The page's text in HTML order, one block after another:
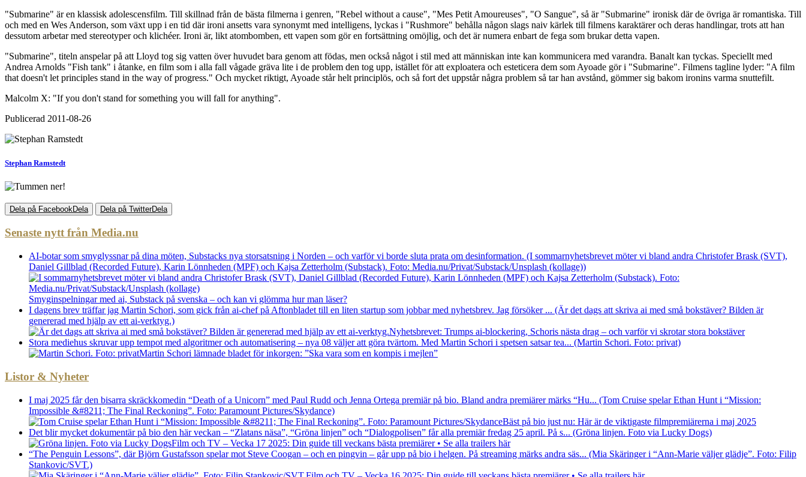
"Submarine" är en klassisk adolescensfilm. Till skillnad från de bästa filmerna i genren, "Rebel without a cause", "Mes Petit Amoureuses", "O Sangue", så är "Submarine" ironisk där de övriga är romantiska. Till
och med en Wes Anderson, som växt upp i en tid där ironi ansetts vara synonymt med intelligens, lyckas i "Rushmore" behålla någon slags naiv kärlek till filmens karaktärer och deras handlingar, trots att han
dessutom arbetar med stereotyper och klichéer. Ironi är, likt atombomben, ett vapen som gör en fortsättning omöjlig, och det är numera enbart de fega som brukar detta vapen.
"Submarine", titeln anspelar på att Lloyd tog sig vatten över huvudet bara genom att födas, men också något i stil med att människan inte kan kommunicera med varandra. Banalt kan tyckas. Speciellt med
Andrea Arnolds "Fish tank" i åtanke, en film som i alla fall vågade gräva lite i de problem den tog upp, istället för att exploatera och esteticera dem som Ayoade gör i "Submarine". Filmens tagline lyder: "A film
that doesn't let principles stand in the way of progress." Och mycket riktigt, Ayoade står helt principlös, och så fort det uppstår några problem så tar han avstånd, gömmer sig bakom ironins varma snuttefilt.
Malcolm X: "If you don't stand for something you will fall for anything".
Publicerad 2011-08-26
Stephan Ramstedt
Dela på FacebookDela Dela på TwitterDela
Senaste nytt från Media.nu
AI-botar som smyglyssnar på dina möten, Substacks nya storsatsning i Norden – och varför vi borde sluta prata om desinformation. (I sommarnyhetsbrevet möter vi bland andra Christofer Brask (SVT),
Daniel Gillblad (Recorded Future), Karin Lönnheden (MPF) och Kajsa Zetterholm (Substack). Foto: Media.nu/Privat/Substack/Unsplash (kollage))
Smyginspelningar med ai, Substack på svenska – och kan vi glömma hur man läser?
I dagens brev träffar jag Martin Schori, som gick från ai-chef på Aftonbladet till en liten startup som jobbar med nyhetsbrev. Jag försöker ... (Är det dags att skriva ai med små bokstäver? Bilden är
genererad med hjälp av ett ai-verktyg.)
Nyhetsbrevet: Trumps ai-blockering, Schoris nästa drag – och varför vi skrotar stora bokstäver
Stora mediehus skruvar upp tempot med algoritmer och automatisering – nya 08 väljer att göra tvärtom. Med Martin Schori i spetsen satsar tea... (Martin Schori. Foto: privat)
Martin Schori lämnade bladet för inkorgen: ”Ska vara som en kompis i mejlen”
Listor & Nyheter
I maj 2025 får den bisarra skräckkomedin “Death of a Unicorn” med Paul Rudd och Jenna Ortega premiär på bio. Bland andra premiärer märks “Hu... (Tom Cruise spelar Ethan Hunt i “Mission:
Impossible &#8211; The Final Reckoning”. Foto: Paramount Pictures/Skydance)
Bäst på bio just nu: Här är de viktigaste filmpremiärerna i maj 2025
Det blir mycket dokumentär på bio den här veckan – “Zlatans näsa”, “Gröna linjen” och “Dialogpolisen” får alla premiär fredag 25 april. På s... (Gröna linjen. Foto via Lucky Dogs)
Film och TV – Vecka 17 2025: Din guide till veckans bästa premiärer • Se alla trailers här
“The Penguin Lessons”, där Björn Gustafsson spelar mot Steve Coogan – och en pingvin – går upp på bio i helgen. På streaming märks andra säs... (Mia Skäringer i “Ann-Marie väljer glädje”. Foto: Filip
Stankovic/SVT.)